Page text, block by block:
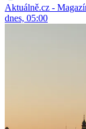
Aktuálně.cz -
dnes, 05:00